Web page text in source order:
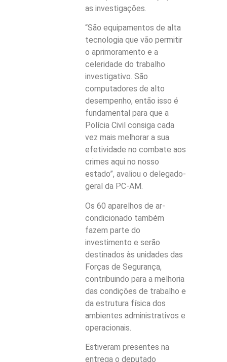
as investigações.
“São equipamentos de alta
tecnologia que vão permitir
o aprimoramento e a
celeridade do trabalho
investigativo. São
computadores de alto
desempenho, então isso é
fundamental para que a
Polícia Civil consiga cada
vez mais melhorar a sua
efetividade no combate aos
crimes aqui no nosso
estado”, avaliou o delegado-
geral da PC-AM.
Os 60 aparelhos de ar-
condicionado também
fazem parte do
investimento e serão
destinados às unidades das
Forças de Segurança,
contribuindo para a melhoria
das condições de trabalho e
da estrutura física dos
ambientes administrativos e
operacionais.
Estiveram presentes na
entrega o deputado